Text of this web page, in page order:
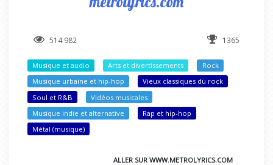
514 982 1365
Musique et audio Arts et divertissements
Rock
Musique urbaine et hip-hop
Vieux classiques du rock
Soul et R&B
Vidéos musicales
Musique indie et alternative
Rap et hip-hop
Métal (musique)
ALLER SUR WWW.METROLYRICS.COM